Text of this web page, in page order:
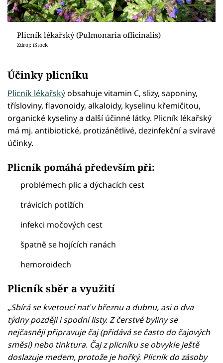
Plicník lékařský (Pulmonaria officinalis)
Zdroj: iStock
Účinky plicníku
Plicník lékařskýobsahuje vitamin C, slizy, saponiny,
třísloviny, flavonoidy, alkaloidy, kyselinu křemičitou,
organické kyseliny a další účinné látky. Plicník lékařský
má mj. antibiotické, protizánětlivé, dezinfekční a svíravé
účinky.
Plicník pomáhá především při:
problémech plic a dýchacích cest
trávicích potížích
infekci močových cest
špatně se hojících ranách
hemoroidech
Plicník sběr a využití
„Sbírá se kvetoucí nať v březnu a dubnu, asi o dva
týdny později i spodní listy. Z čerstvé byliny se
nejčasněji připravuje čaj (přidává se často do čajových
směsí) nebo tinktura. Čaj z plicníku se obvykle ještě
doslazuje medem, protože je hořký. Plicník do zásoby